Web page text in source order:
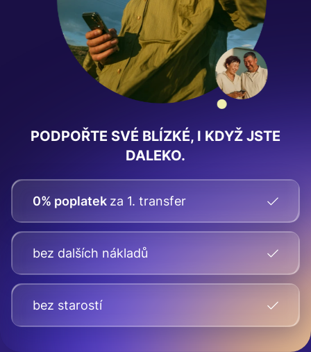
PODPOŘTE SVÉ BLÍZKÉ, I KDYŽ JSTE
DALEKO.
0% poplatek za 1. transfer
bez dalších nákladů
bez starostí